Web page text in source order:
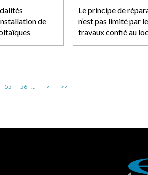
de
Le principe de
n’est pas limité par
travaux confié au
55 56 ... > >>